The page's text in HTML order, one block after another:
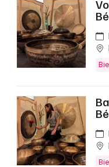
Grands
Activité &
Manifestations
Foires & salons
Spectacles
Concerts
Lille
Lyon
Marseille
Montpellier
Nantes
Nice
Quand ?
Aujourd'hui
Demain